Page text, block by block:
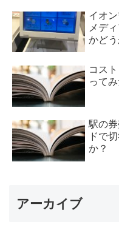
イオ
メデ
かどう
コス
ってみ
駅の
ドで
か？
アーカイブ